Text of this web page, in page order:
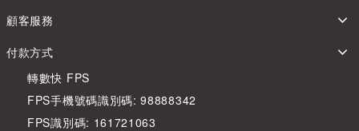
顧客服務
付款方式
轉數快 FPS
FPS手機號碼識別碼: 98888342
FPS識別碼: 161721063